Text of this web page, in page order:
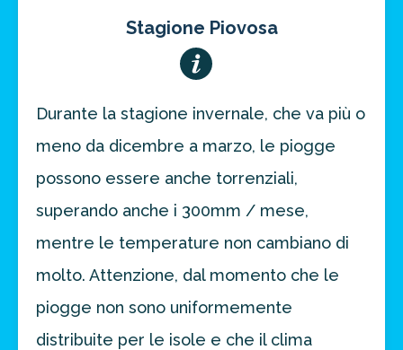
Stagione Piovosa
Durante la stagione invernale, che va più o
meno da dicembre a marzo, le piogge
possono essere anche torrenziali,
superando anche i 300mm / mese,
mentre le temperature non cambiano di
molto. Attenzione, dal momento che le
piogge non sono uniformemente
distribuite per le isole e che il clima